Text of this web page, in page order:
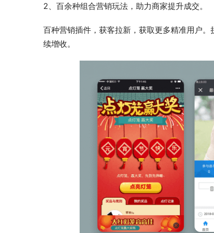
2、百余种组合营销玩法，助力商家提升成交。
百种营销插件，获客拉新，获取更多精准用户
续增收。